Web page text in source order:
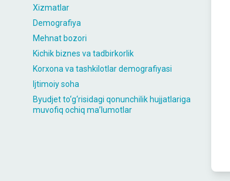
Xizmatlar
Demografiya
Mehnat bozori
Kichik biznes va tadbirkorlik
Korxona va tashkilotlar demografiyasi
Ijtimoiy soha
Byudjet to‘g‘risidagi qonunchilik hujjatlariga
muvofiq ochiq maʼlumotlar